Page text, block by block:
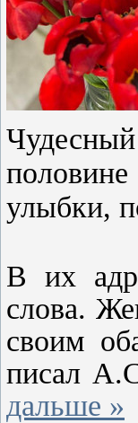
улыбки,
В их
слова.
своим
писал
дальше »